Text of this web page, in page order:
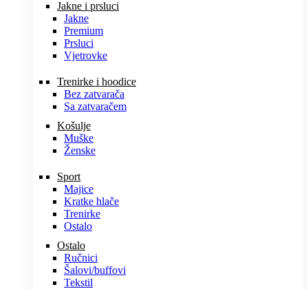
Jakne i prsluci
Jakne
Premium
Prsluci
Vjetrovke
Trenirke i hoodice
Bez zatvarača
Sa zatvaračem
Košulje
Muške
Ženske
Sport
Majice
Kratke hlače
Trenirke
Ostalo
Ostalo
Ručnici
Šalovi/buffovi
Tekstil